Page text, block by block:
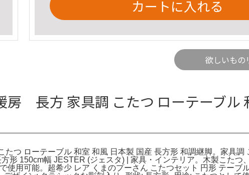
カートに入れる
欲しいもの
方 家具調 こたつ ローテーブル
つ ローテーブル 和室 和風 日本製 国産 長方形 和調継脚。家具調
形 150cm幅 JESTER (ジェスタ) | 家具・インテリア。木製こたつ
可能。超希少 レア くまのプーさん こたつセット 円形 テーブ